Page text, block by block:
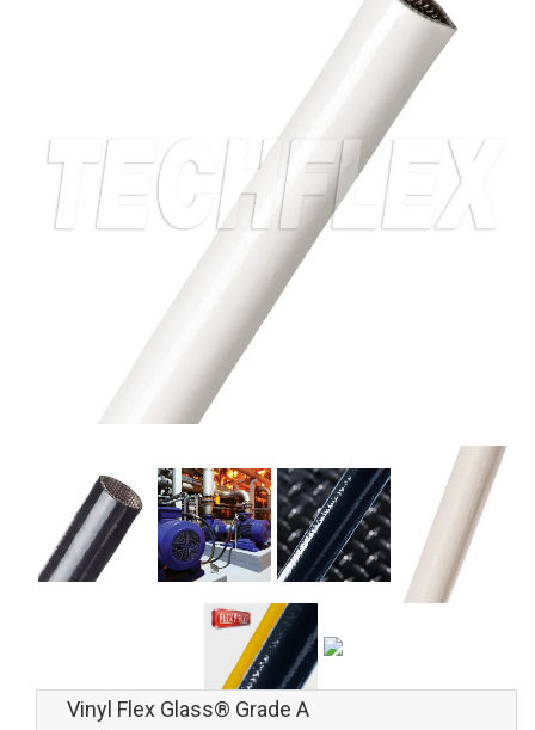
Vinyl Flex Glass® Grade A